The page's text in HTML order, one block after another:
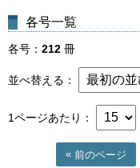
各号一覧
各号 212 冊
並べ替える
1ページあたり
前のページ